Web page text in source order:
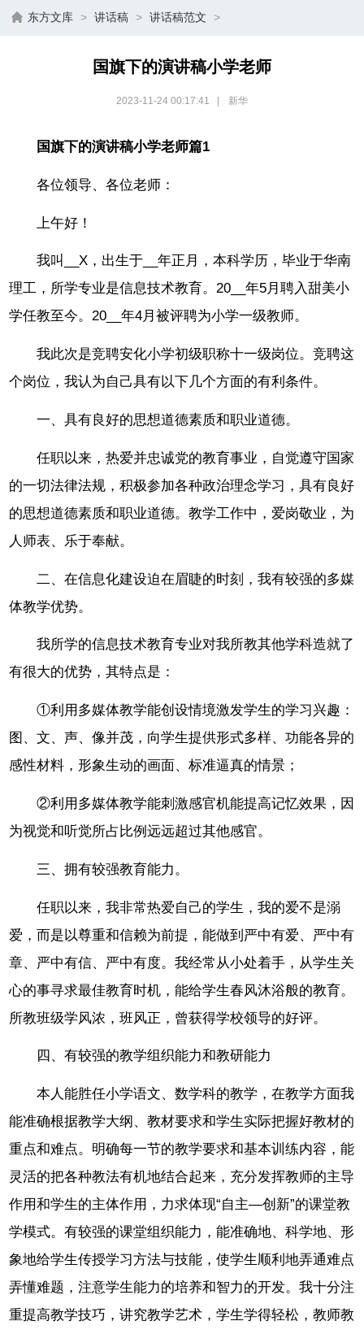
东方文库 > 讲话稿 > 讲话稿范文 >
国旗下的演讲稿小学老师
2023-11-24 00:17:41 新华
国旗下的演讲稿小学老师篇1
各位领导、各位老师：
上午好！
我叫__X，出生于__年正月，本科学历，毕业于华南
理工，所学专业是信息技术教育。20__年5月聘入甜美小
学任教至今。20__年4月被评聘为小学一级教师。
我此次是竞聘安化小学初级职称十一级岗位。竞聘这
个岗位，我认为自己具有以下几个方面的有利条件。
一、具有良好的思想道德素质和职业道德。
任职以来，热爱并忠诚党的教育事业，自觉遵守国家
的一切法律法规，积极参加各种政治理念学习，具有良好
的思想道德素质和职业道德。教学工作中，爱岗敬业，为
人师表、乐于奉献。
二、在信息化建设迫在眉睫的时刻，我有较强的多媒
体教学优势。
我所学的信息技术教育专业对我所教其他学科造就了
有很大的优势，其特点是：
①利用多媒体教学能创设情境激发学生的学习兴趣：
图、文、声、像并茂，向学生提供形式多样、功能各异的
感性材料，形象生动的画面、标准逼真的情景；
②利用多媒体教学能刺激感官机能提高记忆效果，因
为视觉和听觉所占比例远远超过其他感官。
三、拥有较强教育能力。
任职以来，我非常热爱自己的学生，我的爱不是溺
爱，而是以尊重和信赖为前提，能做到严中有爱、严中有
章、严中有信、严中有度。我经常从小处着手，从学生关
心的事寻求最佳教育时机，能给学生春风沐浴般的教育。
所教班级学风浓，班风正，曾获得学校领导的好评。
四、有较强的教学组织能力和教研能力
本人能胜任小学语文、数学科的教学，在教学方面我
能准确根据教学大纲、教材要求和学生实际把握好教材的
重点和难点。明确每一节的教学要求和基本训练内容，能
灵活的把各种教法有机地结合起来，充分发挥教师的主导
作用和学生的主体作用，力求体现“自主—创新”的课堂教
学模式。有较强的课堂组织能力，能准确地、科学地、形
象地给学生传授学习方法与技能，使学生顺利地弄通难点
弄懂难题，注意学生能力的培养和智力的开发。我十分注
重提高教学技巧，讲究教学艺术，学生学得轻松，教师教